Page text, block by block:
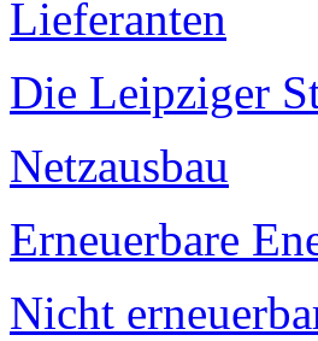
Lieferanten
Die Leipziger
Netzausbau
Erneuerbare
Nicht